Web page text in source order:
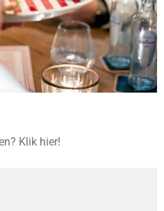
Klik hier!